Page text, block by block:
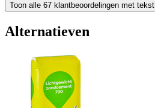
Toon alle 67 klantbeoordelingen met tekst
Alternatieven